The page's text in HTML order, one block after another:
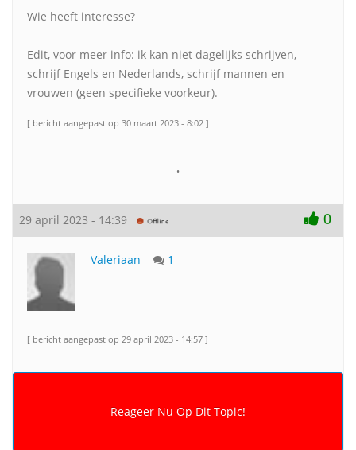
Wie heeft interesse?
Edit, voor meer info: ik kan niet dagelijks schrijven,
schrijf Engels en Nederlands, schrijf mannen en
vrouwen (geen specifieke voorkeur).
[ bericht aangepast op 30 maart 2023 - 8:02 ]
•
29 april 2023 - 14:39 0
Valeriaan 1
[ bericht aangepast op 29 april 2023 - 14:57 ]